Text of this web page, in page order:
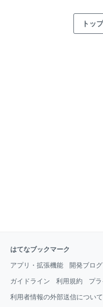
トッ
はてなブックマーク
アプリ・拡張機能 開発ブログ
ガイドライン 利用規約 プ
利用者情報の外部送信について